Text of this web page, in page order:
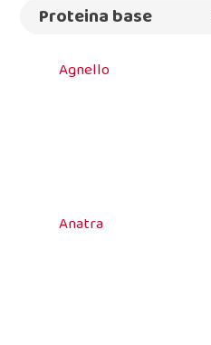
Proteina base
Agnello
Anatra